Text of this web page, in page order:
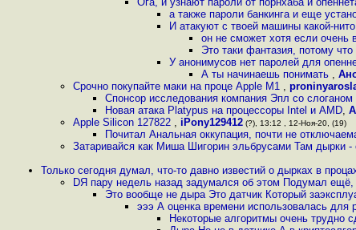
а также пароли банкинга и еще
И атакуют с твоей машины какой-
он не сможет хотя если очень
Это таки фантазия, потому
У анонимусов нет паролей для
А ты начинаешь понимать ,
Срочно покупайте маки на проце Apple M1 ,
Спонсор исследования компания Эпл со
Новая атака Platypus на процессоры Intel и AMD,
Apple Silicon 127822 , iPony129412 (?), 13:12 , 12-Ноя-20, (19)
Почитал Анальная оккупация, почти не
Затаривайся как Миша Шигорин эльбрусами Там дырки -
Только сегодня думал, что-то давно известий о дырках в
DЯ пару недель назад задумался об этом Подумал ещё,
Это вообще не дыра Это датчик Который
эээ А оценка времени использовалась
Некоторые алгоритмы очень трудно